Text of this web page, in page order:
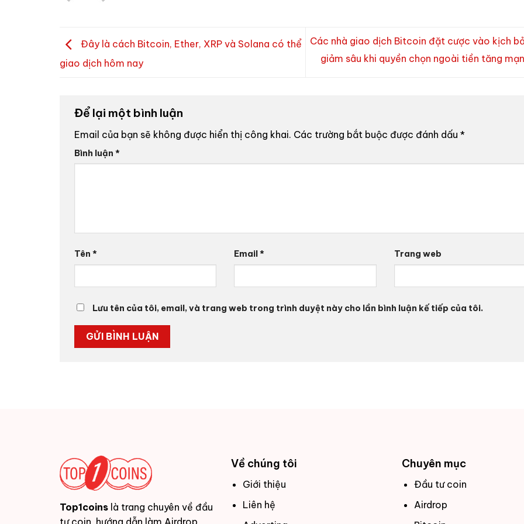
Đây là cách Bitcoin, Ether, XRP và Solana có thể
giao dịch hôm nay
Các nhà giao dịch Bitcoin đặt cược vào kịch
giảm sâu khi quyền chọn ngoài tiền tăng
Để lại một bình luận
Email của bạn sẽ không được hiển thị công khai. Các trường bắt buộc được đánh dấu *
Bình luận *
Tên * Email* Trang web
Lưu tên của tôi, email, và trang web trong trình duyệt này cho lần bình luận kế tiếp của tôi.
Top1coins là trang chuyên về đầu
Về chúng tôi
Giới thiệu
Liên hệ
Chuyên mục
Đầu tư coin
Airdrop